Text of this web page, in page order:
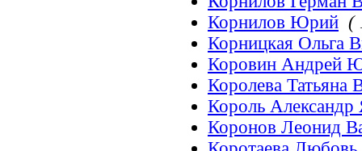
Корнилов Юрий (
Корницкая Ольга
Коровин Андрей
Королева Татьяна
Король Александр
Коронов Леонид